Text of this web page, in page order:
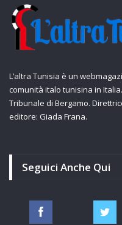
L’altra Tunisia è un
comunità italo tunisina in
Tribunale di Bergamo.
editore: Giada Frana.
Seguici Anche Qui